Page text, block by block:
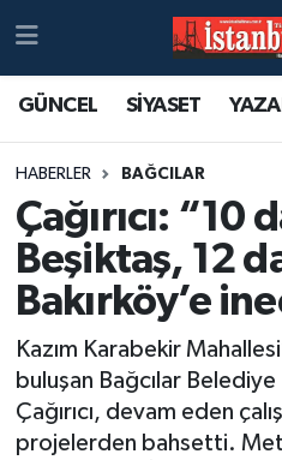
GÜNCEL SİYASET
HABERLER BAĞCILAR
Çağırıcı: “10
Beşiktaş, 12
Bakırköy’e
Kazım Karabekir
buluşan Bağcılar Belediye
Çağırıcı, devam eden
projelerden bahsetti.